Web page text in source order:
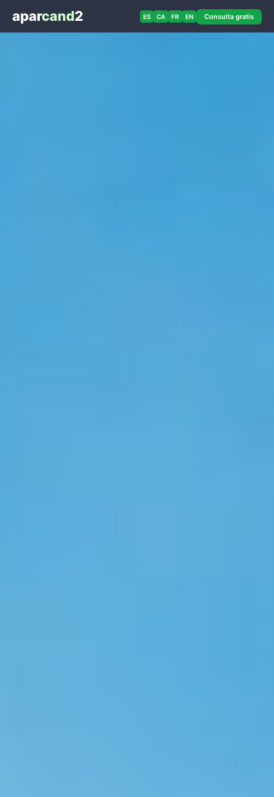
aparcand2 ES CA FR EN Consulta gratis